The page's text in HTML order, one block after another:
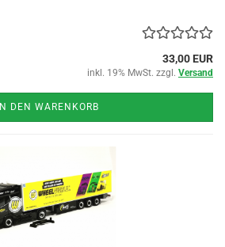
33,00 EUR
inkl. 19% MwSt. zzgl. Versand
IN DEN WARENKORB